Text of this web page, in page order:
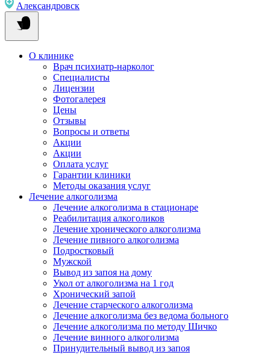
Александровск
О клинике
Врач психиатр-нарколог
Специалисты
Лицензии
Фотогалерея
Цены
Отзывы
Вопросы и ответы
Акции
Акции
Оплата услуг
Гарантии клиники
Методы оказания услуг
Лечение алкоголизма
Лечение алкоголизма в стационаре
Реабилитация алкоголиков
Лечение хронического алкоголизма
Лечение пивного алкоголизма
Подростковый
Мужской
Вывод из запоя на дому
Укол от алкоголизма на 1 год
Хронический запой
Лечение старческого алкоголизма
Лечение алкоголизма без ведома больного
Лечение алкоголизма по методу Шичко
Лечение винного алкоголизма
Принудительный вывод из запоя